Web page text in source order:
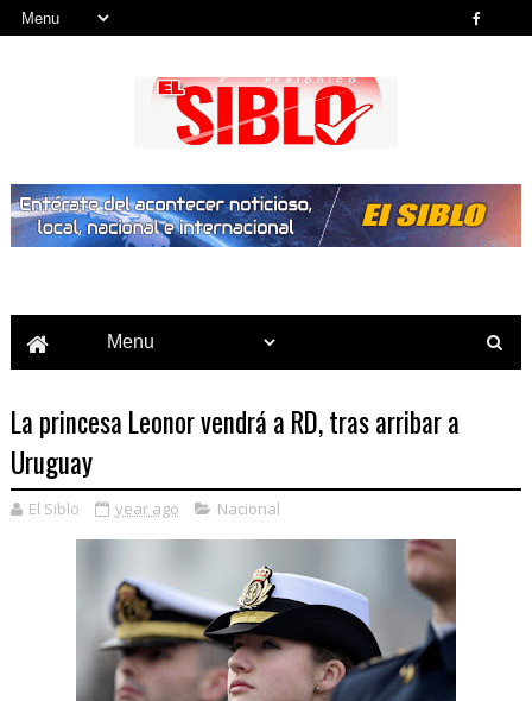
La princesa Leonor vendrá a RD, tras arribar a
Uruguay
El Siblo year ago Nacional